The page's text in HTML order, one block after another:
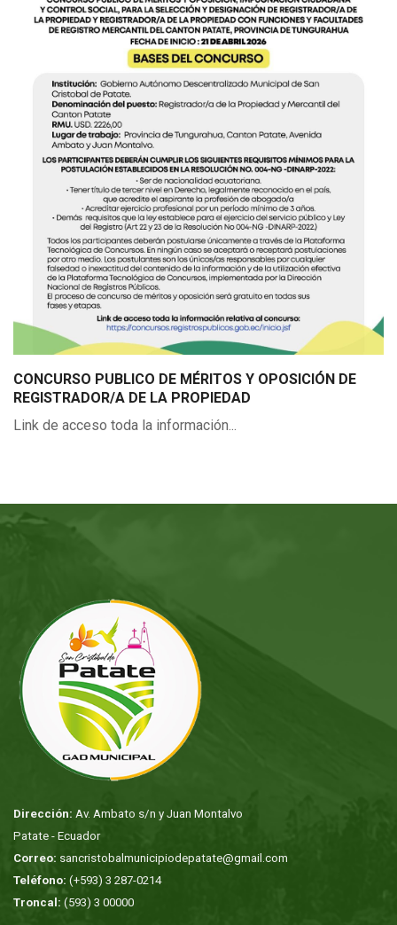
CONCURSO PUBLICO DE MÉRITOS Y OPOSICIÓN DE
REGISTRADOR/A DE LA PROPIEDAD
Link de acceso toda la información...
Dirección: Av. Ambato s/n y Juan Montalvo
Patate - Ecuador
Correo: sancristobalmunicipiodepatate@gmail.com
Teléfono: (+593) 3 287-0214
Troncal: (593) 3 00000